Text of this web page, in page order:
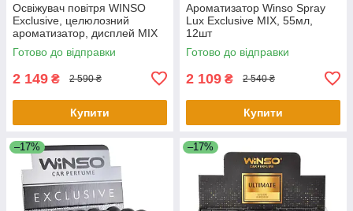
Освіжувач повітря WINSO
Exclusive, целюлозний
ароматизатор, дисплей MIX
Готово до відправки
2 149 ₴ 2 590 ₴
Купити
Ароматизатор Winso Spray
Lux Exclusive MIX, 55мл,
12шт
Готово до відправки
2 109 ₴ 2 540 ₴
Купити
–17% –17%